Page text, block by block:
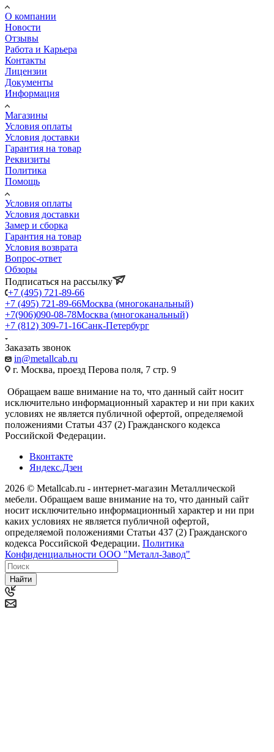
О компании
Новости
Отзывы
Работа и Карьера
Контакты
Лицензии
Документы
Информация
Магазины
Условия оплаты
Условия доставки
Гарантия на товар
Реквизиты
Политика
Помощь
Условия оплаты
Условия доставки
Замер и сборка
Гарантия на товар
Условия возврата
Вопрос-ответ
Обзоры
Подписаться на рассылку
+7 (495) 721-89-66
+7 (495) 721-89-66Москва (многоканальный)
+7(906)090-08-78Москва (многоканальный)
+7 (812) 309-71-16Санк-Петербург
Заказать звонок
in@metallcab.ru
г. Москва, проезд Перова поля, 7 стр. 9
Обращаем ваше внимание на то, что данный сайт носит
исключительно информационный характер и ни при каких
условиях не является публичной офертой, определяемой
положениями Статьи 437 (2) Гражданского кодекса
Российской Федерации.
Вконтакте
Яндекс.Дзен
2026 © Metallcab.ru - интернет-магазин Металлической
мебели. Обращаем ваше внимание на то, что данный сайт
носит исключительно информационный характер и ни при
каких условиях не является публичной офертой,
определяемой положениями Статьи 437 (2) Гражданского
кодекса Российской Федерации. Политика
Конфиденциальности ООО "Металл-Завод"
Найти